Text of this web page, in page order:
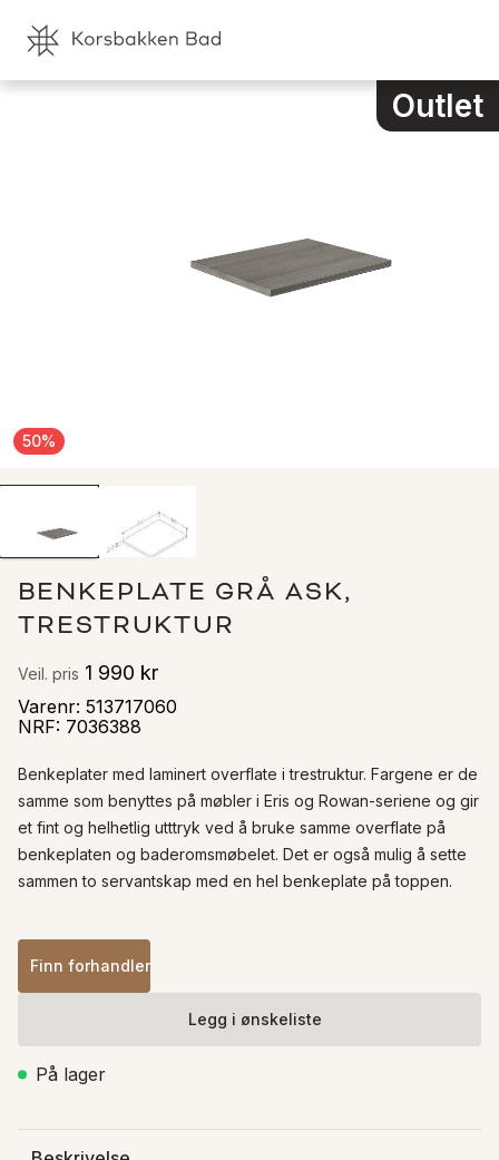
50%
Outlet
BENKEPLATE GRÅ ASK,
TRESTRUKTUR
Veil. pris 1 990 kr
Varenr: 513717060
NRF: 7036388
Benkeplater med laminert overflate i trestruktur. Fargene er de
samme som benyttes på møbler i Eris og Rowan-seriene og gir
et fint og helhetlig utttryk ved å bruke samme overflate på
benkeplaten og baderomsmøbelet. Det er også mulig å sette
sammen to servantskap med en hel benkeplate på toppen.
Finn forhandler
Legg i ønskeliste
På lager